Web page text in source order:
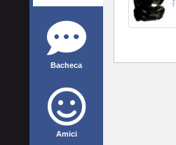
Bacheca
Amici